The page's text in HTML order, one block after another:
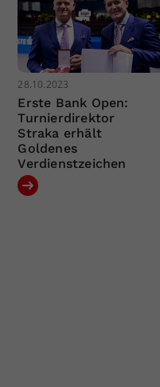
28.10.2023
Erste Bank Open:
Turnierdirektor
Straka erhält
Goldenes
Verdienstzeichen